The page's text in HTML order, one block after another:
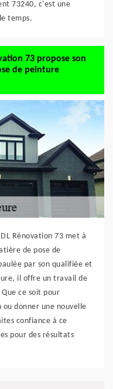
73240, c'est une
temps.
73 propose son
de peinture
Rénovation 73 met à
de pose de
par son qualifiée et
il offre un travail de
ce soit pour
donner une nouvelle
confiance à ce
pour des résultats